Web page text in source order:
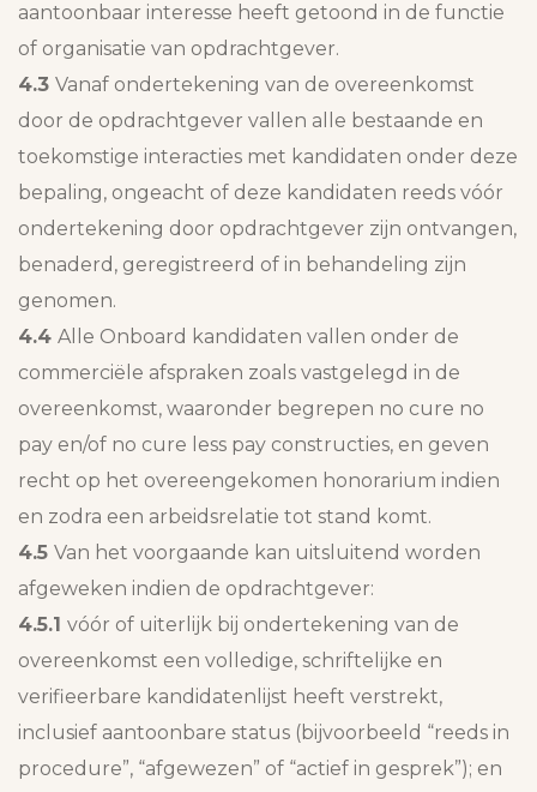
aantoonbaar interesse heeft getoond in de functie
of organisatie van opdrachtgever.
4.3 Vanaf ondertekening van de overeenkomst
door de opdrachtgever vallen alle bestaande en
toekomstige interacties met kandidaten onder deze
bepaling, ongeacht of deze kandidaten reeds vóór
ondertekening door opdrachtgever zijn ontvangen,
benaderd, geregistreerd of in behandeling zijn
genomen.
4.4 Alle Onboard kandidaten vallen onder de
commerciële afspraken zoals vastgelegd in de
overeenkomst, waaronder begrepen no cure no
pay en/of no cure less pay constructies, en geven
recht op het overeengekomen honorarium indien
en zodra een arbeidsrelatie tot stand komt.
4.5 Van het voorgaande kan uitsluitend worden
afgeweken indien de opdrachtgever:
4.5.1 vóór of uiterlijk bij ondertekening van de
overeenkomst een volledige, schriftelijke en
verifieerbare kandidatenlijst heeft verstrekt,
inclusief aantoonbare status (bijvoorbeeld “reeds in
procedure”, “afgewezen” of “actief in gesprek”); en